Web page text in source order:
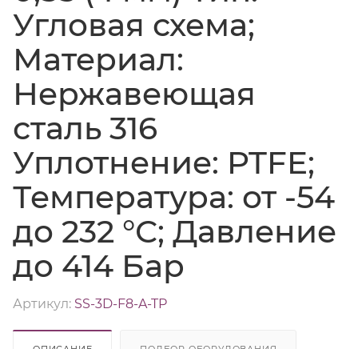
Угловая схема;
Материал:
Нержавеющая
сталь 316
Уплотнение: PTFE;
Температура: от -54
до 232 °С; Давление
до 414 Бар
Артикул: SS-3D-F8-A-TP